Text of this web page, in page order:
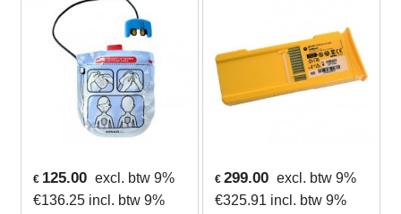
€ 125.00 excl. btw 9%
€136.25 incl. btw 9%
€ 299.00 excl. btw 9%
€325.91 incl. btw 9%